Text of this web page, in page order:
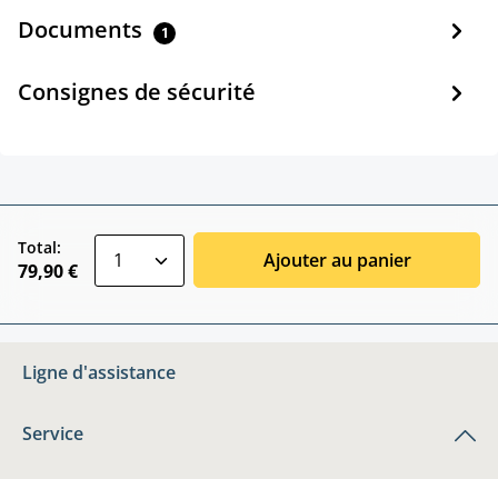
Documents 1
Consignes de sécurité
Total:
79,90 € Ajouter au panier
Ligne d'assistance
Service